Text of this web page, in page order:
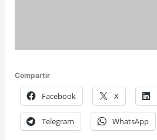
Compartir
Facebook X
Telegram WhatsApp